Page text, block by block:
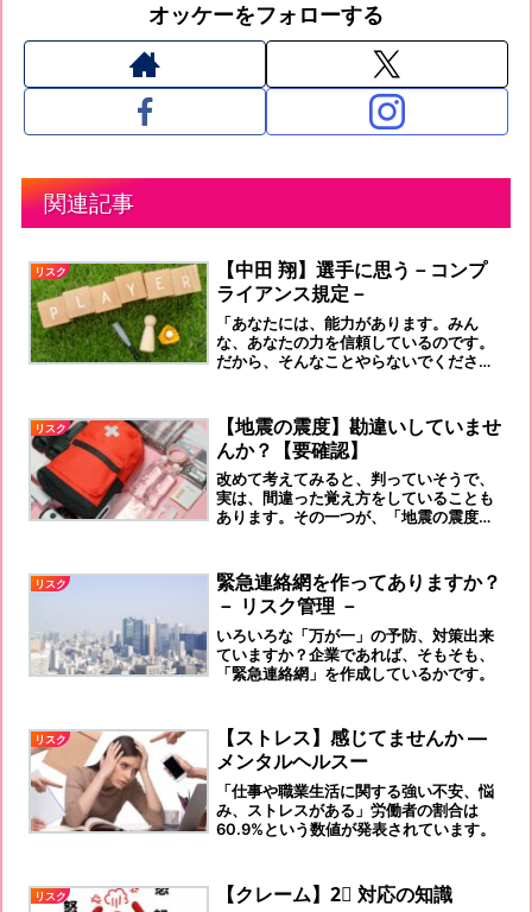
オッケーをフォローする
関連記事
リスク
【中田 翔】選手に思う－コンプ
ライアンス規定－
「あなたには、能力があります。みん
な、あなたの力を信頼しているのです。
だから、そんなことやらないでくださ
リスク
【地震の震度】勘違いしていませ
んか？【要確認】
改めて考えてみると、判っていそうで、
実は、間違った覚え方をしていることも
あります。その一つが、「地震の震度」
リスク
緊急連絡網を作ってありますか？
－ リスク管理 －
いろいろな「万が一」の予防、対策出来
ていますか？企業であれば、そもそも、
「緊急連絡網」を作成しているかです。
リスク
【ストレス】感じてませんか ―
メンタルヘルスー
「仕事や職業生活に関する強い不安、悩
み、ストレスがある」労働者の割合は
60.9%という数値が発表されています。
リスク 【クレーム】2⃣ 対応の知識